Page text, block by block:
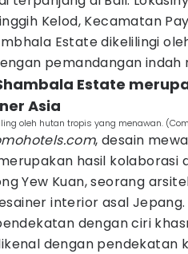
Kelod, Kecamatan
Estate dikelilingi
pemandangan
Estate
Asia
oleh hutan tropis yang menawan.
, desain
hasil kolaborasi
Yew Kuan, seorang
interior asal
dengan ciri
dengan pendekatan